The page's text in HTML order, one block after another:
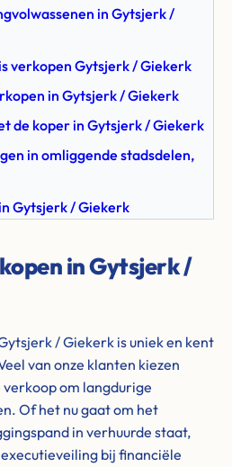
in Gytsjerk /
verkopen Gytsjerk / Giekerk
in Gytsjerk / Giekerk
de koper in Gytsjerk / Giekerk
in omliggende stadsdelen,
Gytsjerk / Giekerk
in Gytsjerk /
/ Giekerk is uniek en kent
van onze klanten kiezen
om langdurige
Of het nu gaat om het
in verhuurde staat,
bij financiële